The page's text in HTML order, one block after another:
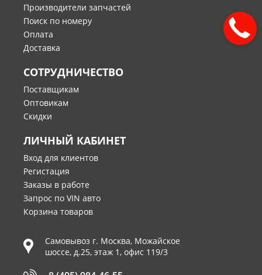
Производители запчастей
Поиск по номеру
Оплата
Доставка
СОТРУДНИЧЕСТВО
Поставщикам
Оптовикам
Скидки
ЛИЧНЫЙ КАБИНЕТ
Вход для клиентов
Регистация
Заказы в работе
Запрос по VIN авто
Корзина товаров
Самовывоз г. Москва, Можайское
шоссе, д.25, этаж 1, офис 119/3